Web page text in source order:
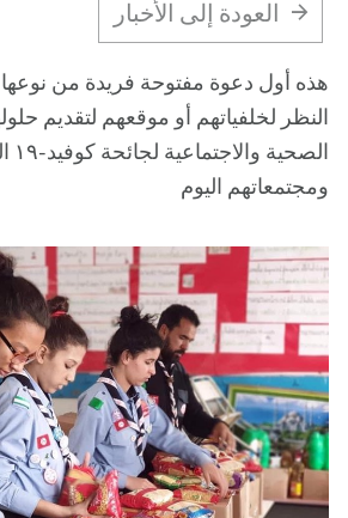
العودة إلى الأخبار
أول دعوة مفتوحة فريدة من نوعها
لخلفياتهم أو موقعهم لتقديم حلولهم
الصحية
اليوم